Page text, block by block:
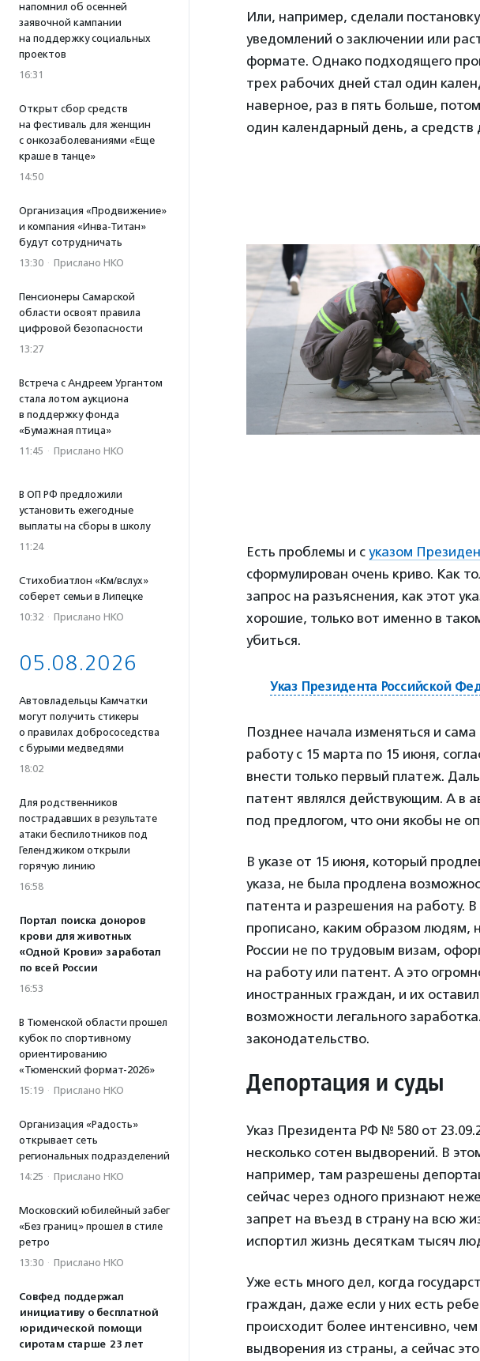
напомнил об осенней
заявочной кампании
на поддержку социальных
проектов
16:31
Открыт сбор средств
на фестиваль для женщин
с онкозаболеваниями «Еще
краше в танце»
14:50
Организация «Продвижение»
и компания «Инва-Титан»
будут сотрудничать
13:30 · Прислано НКО
Пенсионеры Самарской
области освоят правила
цифровой безопасности
13:27
Встреча с Андреем Ургантом
стала лотом аукциона
в поддержку фонда
«Бумажная птица»
11:45 · Прислано НКО
В ОП РФ предложили
установить ежегодные
выплаты на сборы в школу
11:24
Стихобиатлон «Км/вслух»
соберет семьи в Липецке
10:32 · Прислано НКО
05.08.2026
Автовладельцы Камчатки
могут получить стикеры
о правилах добрососедства
с бурыми медведями
18:02
Для родственников
пострадавших в результате
атаки беспилотников под
Геленджиком открыли
горячую линию
16:58
Портал поиска доноров
крови для животных
«Одной Крови» заработал
по всей России
16:53
В Тюменской области прошел
кубок по спортивному
ориентированию
«Тюменский формат-2026»
15:19 · Прислано НКО
Организация «Радость»
открывает сеть
региональных подразделений
14:25 · Прислано НКО
Московский юбилейный забег
«Без границ» прошел в стиле
ретро
13:30 · Прислано НКО
Совфед поддержал
инициативу о бесплатной
юридической помощи
сиротам старше 23 лет
Или, например, сделали
уведомлений о заключении или
формате. Однако подходящего
трех рабочих дней стал один
наверное, раз в пять больше,
один календарный день, а средств
Есть проблемы и с указом
сформулирован очень криво. Как
запрос на разъяснения, как этот
хорошие, только вот именно в
убиться.
Указ Президента Российской
Позднее начала изменяться и
работу с 15 марта по 15 июня,
внести только первый платеж.
патент являлся действующим. А в
под предлогом, что они якобы не
В указе от 15 июня, который
указа, не была продлена
патента и разрешения на работу.
прописано, каким образом людям,
России не по трудовым визам,
на работу или патент. А это
иностранных граждан, и их
возможности легального
законодательство.
Депортация и суды
Указ Президента РФ № 580 от
несколько сотен выдворений. В
например, там разрешены
сейчас через одного признают
запрет на въезд в страну на всю
испортил жизнь десяткам тысяч
Уже есть много дел, когда
граждан, даже если у них есть
происходит более интенсивно,
выдворения из страны, а сейчас